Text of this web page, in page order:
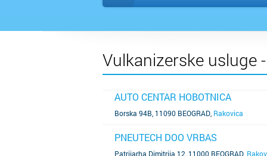
Vulkanizerske usluge
AUTO CENTAR HOBOTNICA
Borska 94B, 11090 BEOGRAD Rakovica
PNEUTECH DOO VRBAS
Patrijarha Dimitrija 12, 11000 BEOGRAD